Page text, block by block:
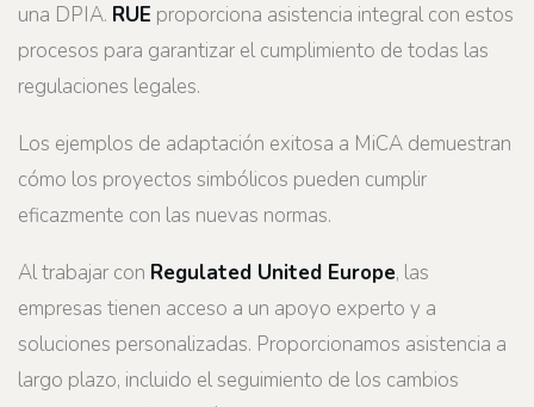
una DPIA. RUE proporciona asistencia integral con estos
procesos para garantizar el cumplimiento de todas las
regulaciones legales.
Los ejemplos de adaptación exitosa a MiCA demuestran
cómo los proyectos simbólicos pueden cumplir
eficazmente con las nuevas normas.
Al trabajar con Regulated United Europe, las
empresas tienen acceso a un apoyo experto y a
soluciones personalizadas. Proporcionamos asistencia a
largo plazo, incluido el seguimiento de los cambios